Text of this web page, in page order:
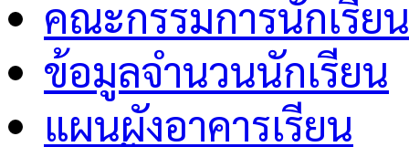
คณะกรรมการนักเรียน
ข้อมูลจำนวนนักเรียน
แผนผังอาคารเรียน